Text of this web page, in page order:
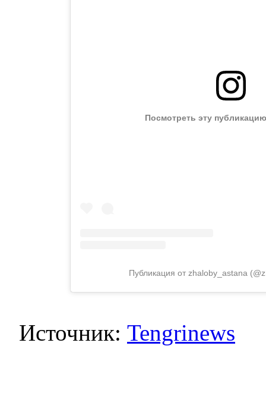
Посмотреть эту
Публикация от zhaloby_astana
Источник: Tengrinews